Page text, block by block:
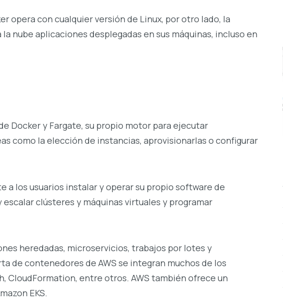
opera con cualquier versión de Linux, por otro lado, la
nube aplicaciones desplegadas en sus máquinas, incluso en
Docker y Fargate, su propio motor para ejecutar
como la elección de instancias, aprovisionarlas o configurar
a los usuarios instalar y operar su propio software de
clústeres y máquinas virtuales y programar
heredadas, microservicios, trabajos por lotes y
de contenedores de AWS se integran muchos de los
CloudFormation, entre otros. AWS también ofrece un
EKS.